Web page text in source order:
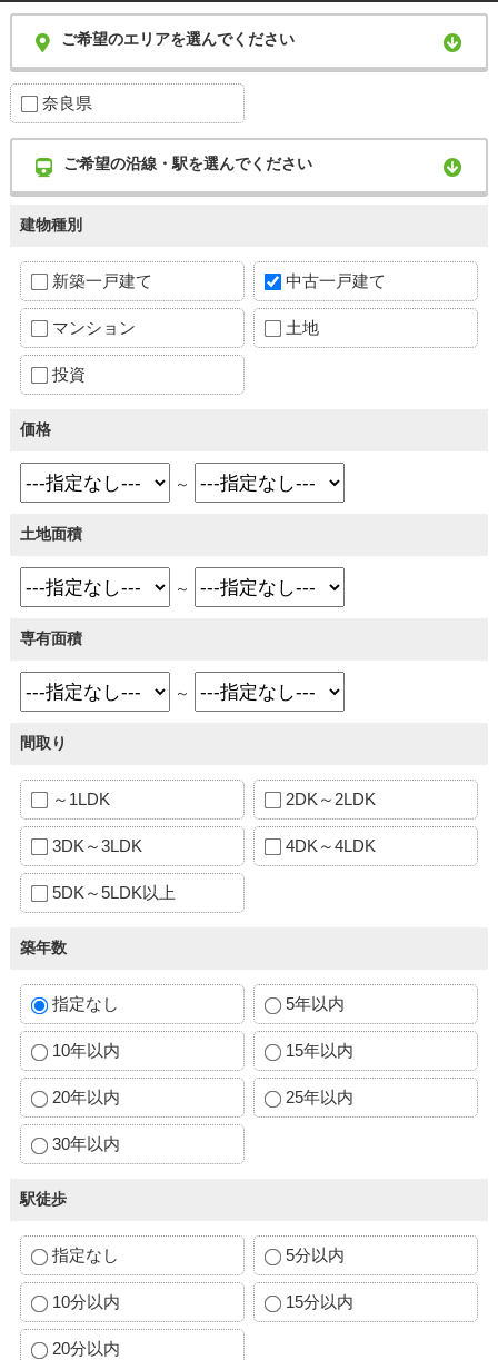
ご希望のエリアを選んでください
奈良県
ご希望の沿線・駅を選んでください
建物種別
新築一戸建て 中古一戸建て
マンション 土地
投資
価格
～
土地面積
～
専有面積
～
間取り
～1LDK 2DK～2LDK
3DK～3LDK 4DK～4LDK
5DK～5LDK以上
築年数
指定なし 5年以内
10年以内 15年以内
20年以内 25年以内
30年以内
駅徒歩
指定なし 5分以内
10分以内 15分以内
20分以内